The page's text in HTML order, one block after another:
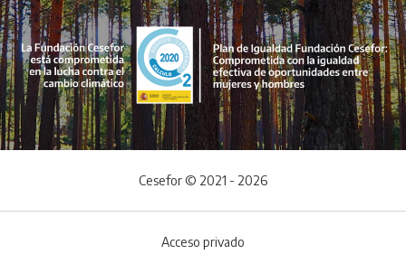
Cesefor © 2021 - 2026
Acceso privado